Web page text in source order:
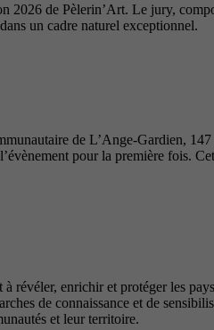
2026 de Pèlerin’Art. Le jury,
un cadre naturel exceptionnel.
de L’Ange-Gardien,
pour la première fois.
enrichir et protéger les
de connaissance et de
et leur territoire.